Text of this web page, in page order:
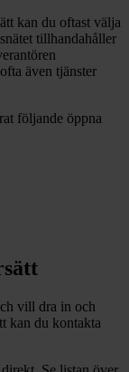
kan du oftast välja
tillhandahåller
även tjänster
följande öppna
vill dra in och
kan du kontakta